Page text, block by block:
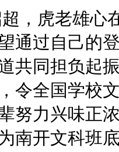
，虎老雄心
通过自己的
共同担负起
令全国学校
努力兴味正
南开文科班